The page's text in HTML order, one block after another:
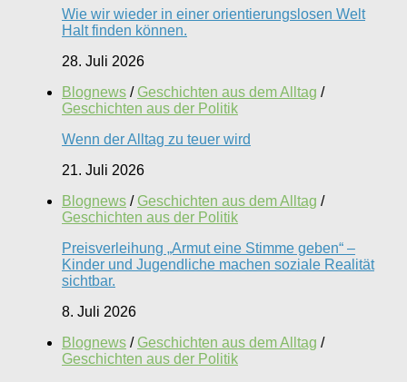
Wie wir wieder in einer orientierungslosen Welt
Halt finden können.
28. Juli 2026
Blognews / Geschichten aus dem Alltag /
Geschichten aus der Politik
Wenn der Alltag zu teuer wird
21. Juli 2026
Blognews / Geschichten aus dem Alltag /
Geschichten aus der Politik
Preisverleihung „Armut eine Stimme geben“ –
Kinder und Jugendliche machen soziale Realität
sichtbar.
8. Juli 2026
Blognews / Geschichten aus dem Alltag /
Geschichten aus der Politik